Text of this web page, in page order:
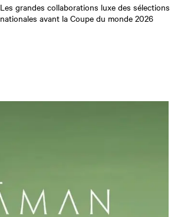
Les grandes collaborations luxe des sélections
nationales avant la Coupe du monde 2026